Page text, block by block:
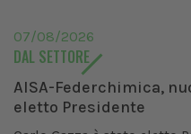
07/08/2026
DAL SETTORE
AISA-Federchimica,
eletto Presidente